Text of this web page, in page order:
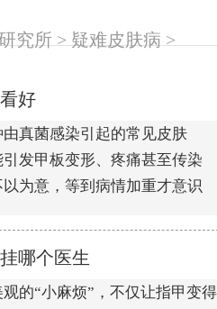
究所 > 疑难皮肤病 >
好
真菌感染引起的常见皮肤
发甲板变形、疼痛甚至传染
为意，等到病情加重才意识
哪个医生
的“小麻烦”，不仅让指甲变得